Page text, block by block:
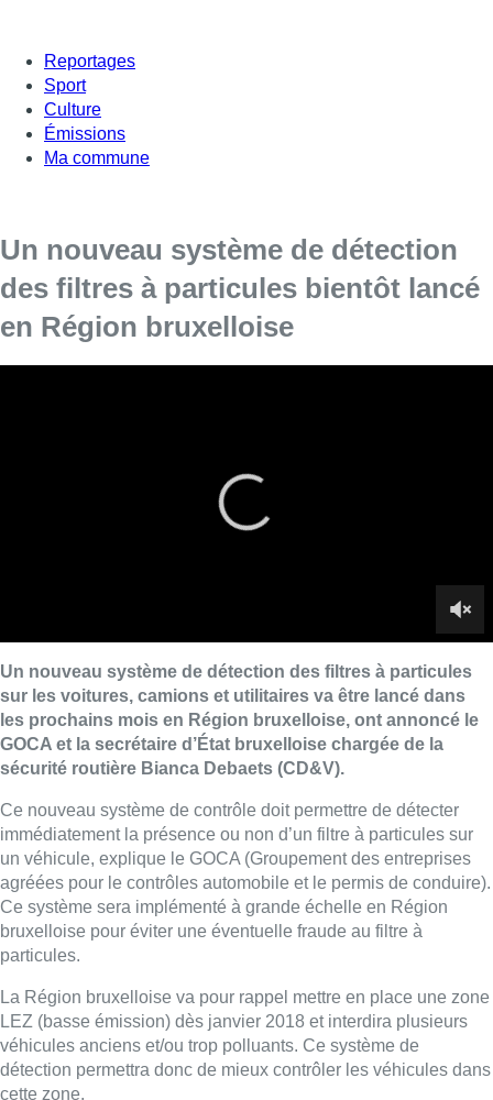
Reportages
Sport
Culture
Émissions
Ma commune
Un nouveau système de détection
des filtres à particules bientôt lancé
en Région bruxelloise
sécurité routière Bianca Debaets (CD&V).
Ce nouveau système de contrôle doit permettre de détecter
agréées pour le contrôles automobile et le permis de conduire).
particules.
La Région bruxelloise va pour rappel mettre en place une zone
LEZ (basse émission) dès janvier 2018 et interdira plusieurs
véhicules anciens et/ou trop polluants. Ce système de
détection permettra donc de mieux contrôler les véhicules dans
cette zone.
Images et interview deMartin CaulieretAnaïs Letiexhe
Lire aussi :
Pizza Nizar: un coup de pub
inattendu grâce à l’IA